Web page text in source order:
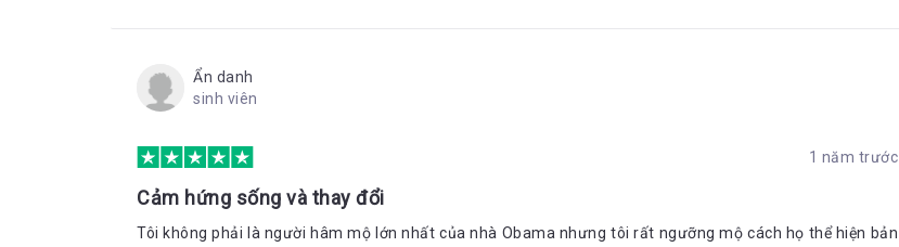
Ẩn danh
sinh viên
1 năm trước
Cảm hứng sống và thay đổi
Tôi không phải là người hâm mộ lớn nhất của nhà Obama nhưng tôi rất ngưỡng mộ cách họ thể hiện bản